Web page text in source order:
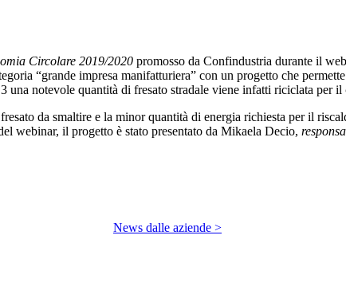
Circolare 2019/2020 promosso da Confindustria durante il
“grande impresa manifatturiera” con un progetto che
notevole quantità di fresato stradale viene infatti riciclata per
da smaltire e la minor quantità di energia richiesta per il
webinar, il progetto è stato presentato da Mikaela Decio,
News dalle aziende >